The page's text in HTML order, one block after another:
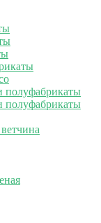
полуфабрикаты
полуфабрикаты